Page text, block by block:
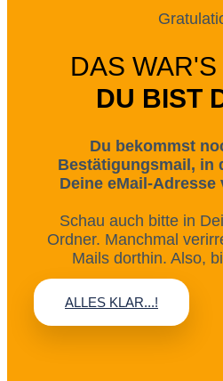
DAS
DU BIST
Du bekommst
Bestätigungsmail, in
Deine eMail-Adresse
Schau auch bitte in
Ordner. Manchmal
Mails dorthin. Also,
ALLES KLAR...!